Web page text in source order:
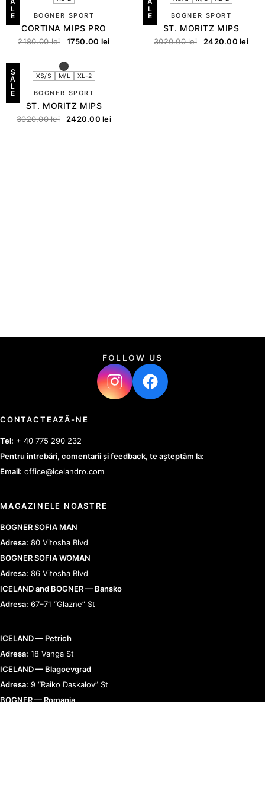
L
E
BOGNER SPORT
CORTINA MIPS PRO
2180.00lei 1750.00 lei
L
E
BOGNER SPORT
ST. MORITZ MIPS
3020.00lei 2420.00lei
S
A
L
E
XS/S M/L XL-2
BOGNER SPORT
ST. MORITZ MIPS
3020.00lei 2420.00lei
FOLLOW US
CONTACTEAZĂ-NE
Tel: + 40 775 290 232
Pentru întrebări, comentarii și feedback, te așteptăm la:
Email: office@icelandro.com
MAGAZINELE NOASTRE
BOGNER SOFIA MAN
Adresa: 80 Vitosha Blvd
BOGNER SOFIA WOMAN
Adresa: 86 Vitosha Blvd
ICELAND and BOGNER — Bansko
Adresa: 67–71 “Glazne” St
ICELAND — Petrich
Adresa: 18 Vanga St
ICELAND — Blagoevgrad
Adresa: 9 “Raiko Daskalov” St
BOGNER — Romania